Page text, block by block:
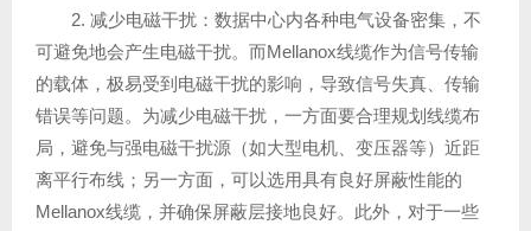
2. 减少电磁干扰：数据中心内各种电气设备密集，不
可避免地会产生电磁干扰。而Mellanox线缆作为信号传输
的载体，极易受到电磁干扰的影响，导致信号失真、传输
错误等问题。为减少电磁干扰，一方面要合理规划线缆布
局，避免与强电磁干扰源（如大型电机、变压器等）近距
离平行布线；另一方面，可以选用具有良好屏蔽性能的
Mellanox线缆，并确保屏蔽层接地良好。此外，对于一些